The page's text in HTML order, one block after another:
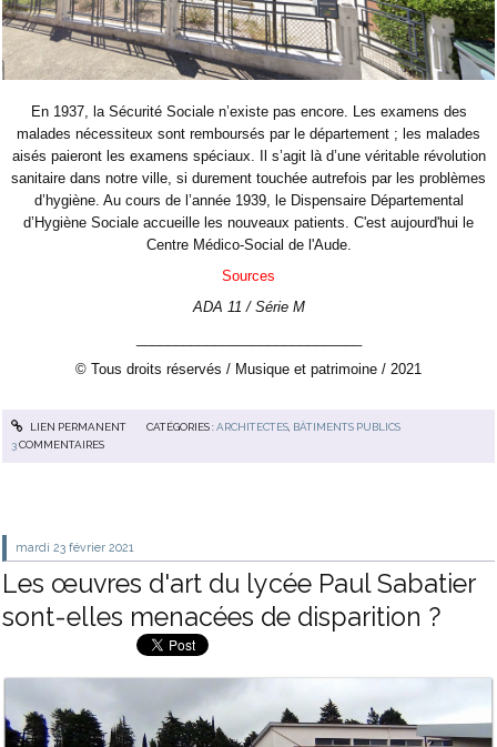
En 1937, la Sécurité Sociale n’existe pas encore. Les examens des
malades nécessiteux sont remboursés par le département ; les malades
aisés paieront les examens spéciaux. Il s’agit là d’une véritable révolution
sanitaire dans notre ville, si durement touchée autrefois par les problèmes
d’hygiène. Au cours de l’année 1939, le Dispensaire Départemental
d’Hygiène Sociale accueille les nouveaux patients. C'est aujourd'hui le
Centre Médico-Social de l'Aude.
Sources
ADA 11 / Série M
© Tous droits réservés / Musique et patrimoine / 2021
LIEN PERMANENT CATÉGORIES :ARCHITECTES, BÂTIMENTS PUBLICS
3COMMENTAIRES
mardi 23 février 2021
Les œuvres d'art du lycée Paul Sabatier
sont-elles menacées de disparition ?